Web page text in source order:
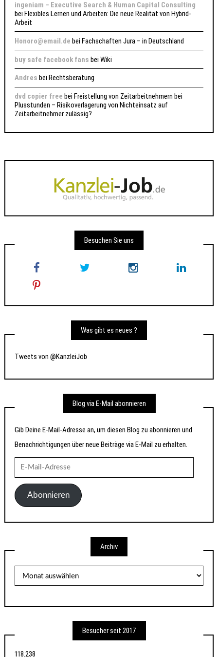
ingeniam – Executive Search & Human Capital Consulting
beiFlexibles Lernen und Arbeiten: Die neue Realität von Hybrid-
Arbeit
Honoro@email.de beiFachschaften Jura – in Deutschland
buy safe facebook fans beiWiki
Andres bei Rechtsberatung
dvd copier free beiFreistellung von Zeitarbeitnehmern bei
Plusstunden – Risikoverlagerung von Nichteinsatz auf
Zeitarbeitnehmer zulässig?
Besuchen Sie uns
Was gibt es neues ?
Tweets von @KanzleiJob
Blog via E-Mail abonnieren
Gib Deine E-Mail-Adresse an, um diesen Blog zu abonnieren und
Benachrichtigungen über neue Beiträge via E-Mail zu erhalten.
Mail-
AdresseAbonnieren
Archiv
Besucher seit 2017
118.238